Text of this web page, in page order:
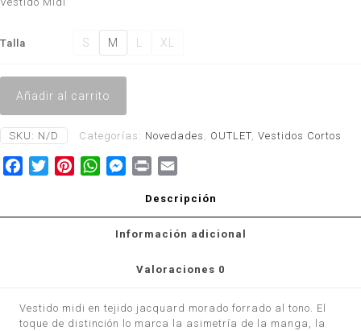
original
era:
239,95€.
Talla S M L XL
Añadir al carrito
SKU: N/D Categorías: Novedades , OUTLET, Vestidos Cortos
Facebook
TwitterPinterestWhatsApp
Messenger
Print
Descripción
Información adicional
Valoraciones 0
Vestido midi en tejido jacquard morado forrado al tono. El
toque de distinción lo marca la asimetría de la manga, la